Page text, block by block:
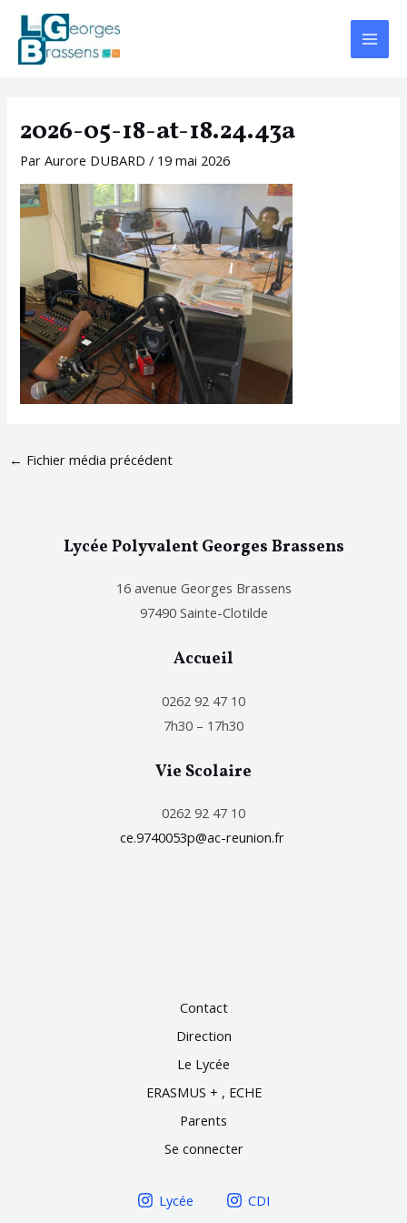
Aller
contenu
Main
Menu
2026-05-18-at-18.24.43a
ParAurore DUBARD/ 19 mai 2026
Navigation
des
articles
← Fichier média précédent
Lycée Polyvalent Georges Brassens
16 avenue Georges Brassens
97490 Sainte-Clotilde
Accueil
0262 92 47 10
7h30 – 17h30
Vie Scolaire
0262 92 47 10
ce.9740053p@ac-reunion.fr
Contact
Direction
Le Lycée
ERASMUS + , ECHE
Parents
Se connecter
Lycée CDI